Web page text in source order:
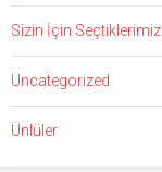
Sizin İçin Seçtiklerimiz
Uncategorized
Ünlüler